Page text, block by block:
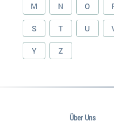
M N O
S T U
Y Z
Über Uns